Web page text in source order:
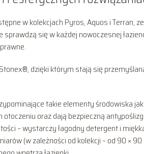
w kolekcjach Pyros, Aquos i Terran,
sprawdzą się w każdej nowoczesnej
dzięki którym stają się
takie elementy środowiska
oraz dają bezpieczną
– wystarczy łagodny detergent i
(w zależności od kolekcji – od 90 ×